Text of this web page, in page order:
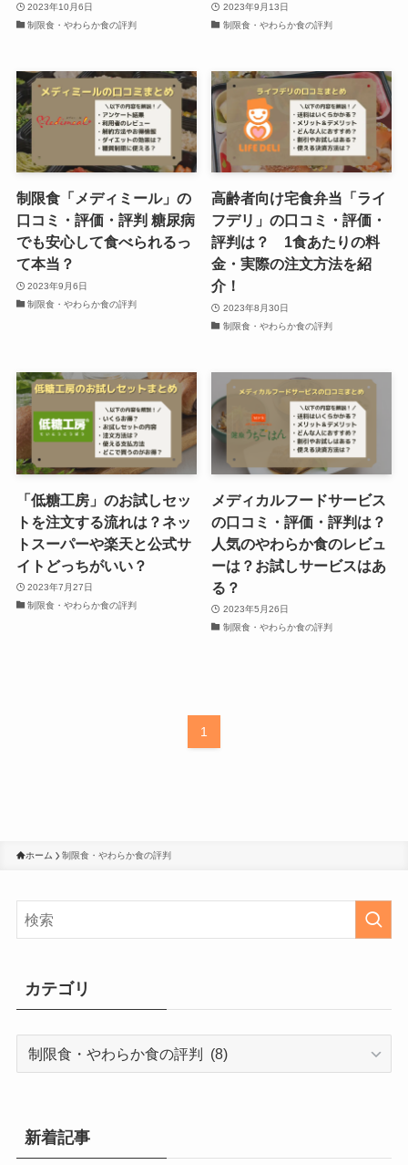
2023年10月6日
制限食・やわらか食の評判
2023年9月13日
制限食・やわらか食の評判
制限食「メディミール」の
口コミ・評価・評判 糖尿病
でも安心して食べられるっ
て本当？
2023年9月6日
制限食・やわらか食の評判
高齢者向け宅食弁当「ライ
フデリ」の口コミ・評価・
評判は？ 1食あたりの料
金・実際の注文方法を紹
介！
2023年8月30日
制限食・やわらか食の評判
「低糖工房」のお試しセッ
トを注文する流れは？ネッ
トスーパーや楽天と公式サ
イトどっちがいい？
2023年7月27日
制限食・やわらか食の評判
メディカルフードサービス
の口コミ・評価・評判は？
人気のやわらか食のレビュ
ーは？お試しサービスはあ
る？
2023年5月26日
制限食・やわらか食の評判
1
ホーム 制限食・やわらか食の評判
カテゴリ
新着記事